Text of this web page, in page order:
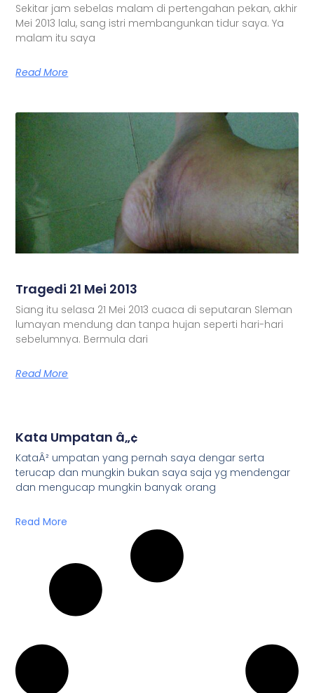
Sekitar jam sebelas malam di pertengahan pekan, akhir
Mei 2013 lalu, sang istri membangunkan tidur saya. Ya
malam itu saya
Read More
Tragedi 21 Mei 2013
Siang itu selasa 21 Mei 2013 cuaca di seputaran Sleman
lumayan mendung dan tanpa hujan seperti hari-hari
sebelumnya. Bermula dari
Read More
Kata Umpatan â„¢
KataÂ² umpatan yang pernah saya dengar serta
terucap dan mungkin bukan saya saja yg mendengar
dan mengucap mungkin banyak orang
Read More